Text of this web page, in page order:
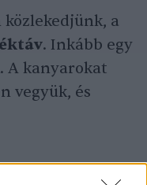
a
. Inkább egy
A kanyarokat
vegyük, és